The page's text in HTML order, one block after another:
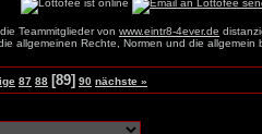
Teammitglieder von www.eintr8-4ever.de
allgemeinen Rechte, Normen und die
87 88 [89] 90 nächste »